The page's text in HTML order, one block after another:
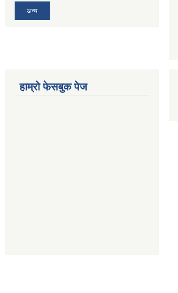
अन्य
हाम्रो फेसबुक पेज